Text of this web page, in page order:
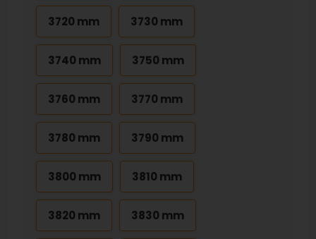
3720 mm 3730 mm
3740 mm 3750 mm
3760 mm 3770 mm
3780 mm 3790 mm
3800 mm 3810 mm
3820 mm 3830 mm